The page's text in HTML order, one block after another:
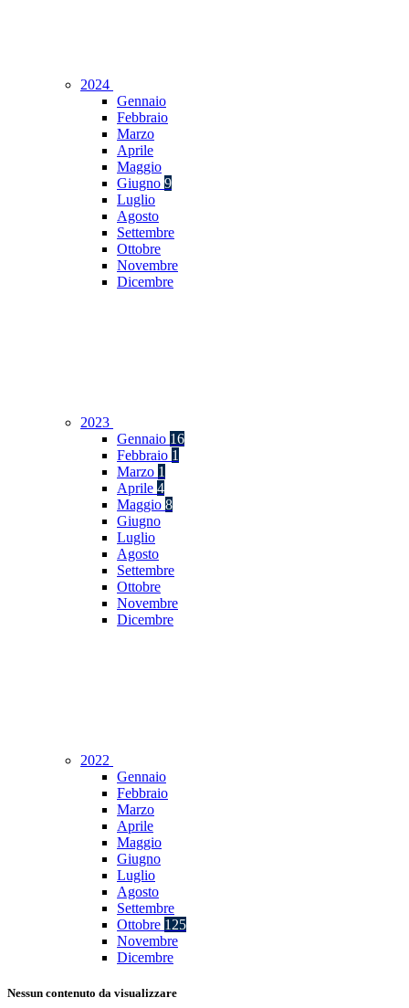
2024
Gennaio
Febbraio
Marzo
Aprile
Maggio
Giugno 9
Luglio
Agosto
Settembre
Ottobre
Novembre
Dicembre
2023
Gennaio 16
Febbraio 1
Marzo 1
Aprile 4
Maggio 8
Giugno
Luglio
Agosto
Settembre
Ottobre
Novembre
Dicembre
2022
Gennaio
Febbraio
Marzo
Aprile
Maggio
Giugno
Luglio
Agosto
Settembre
Ottobre 125
Novembre
Dicembre
Nessun contenuto da visualizzare